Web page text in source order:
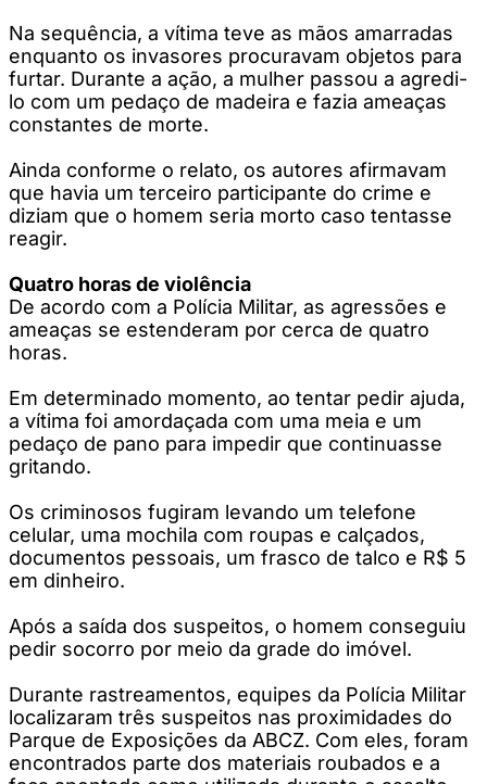
Na sequência, a vítima teve as mãos amarradas
enquanto os invasores procuravam objetos para
furtar. Durante a ação, a mulher passou a agredi-
lo com um pedaço de madeira e fazia ameaças
constantes de morte.
Ainda conforme o relato, os autores afirmavam
que havia um terceiro participante do crime e
diziam que o homem seria morto caso tentasse
reagir.
Quatro horas de violência
De acordo com a Polícia Militar, as agressões e
ameaças se estenderam por cerca de quatro
horas.
Em determinado momento, ao tentar pedir ajuda,
a vítima foi amordaçada com uma meia e um
pedaço de pano para impedir que continuasse
gritando.
Os criminosos fugiram levando um telefone
celular, uma mochila com roupas e calçados,
documentos pessoais, um frasco de talco e R$ 5
em dinheiro.
Após a saída dos suspeitos, o homem conseguiu
pedir socorro por meio da grade do imóvel.
Durante rastreamentos, equipes da Polícia Militar
localizaram três suspeitos nas proximidades do
Parque de Exposições da ABCZ. Com eles, foram
encontrados parte dos materiais roubados e a